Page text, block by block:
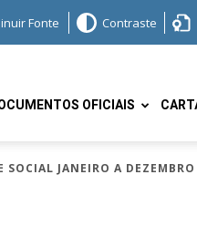
Fonte Contraste
OFICIAIS
JANEIRO A